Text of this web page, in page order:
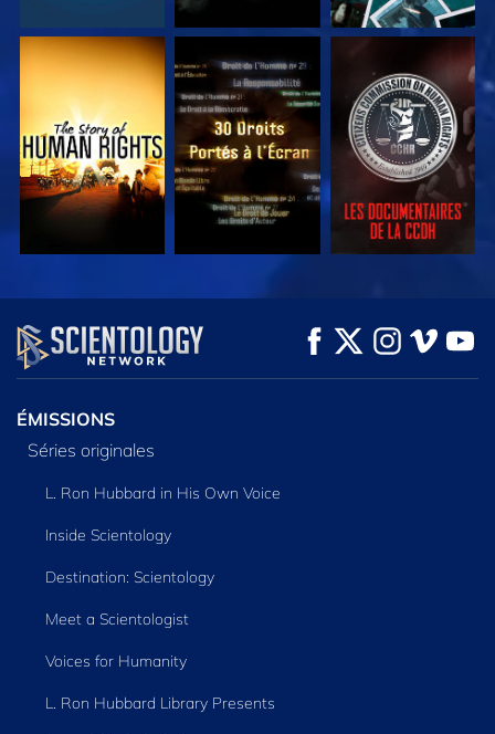
REGARDER REGARDER REGARDER
REGARDER REGARDER
DÉCOUVRIR LES
SÉRIES
ÉMISSIONS
Séries originales
L. Ron Hubbard in His Own Voice
Inside Scientology
Destination: Scientology
Meet a Scientologist
Voices for Humanity
L. Ron Hubbard Library Presents